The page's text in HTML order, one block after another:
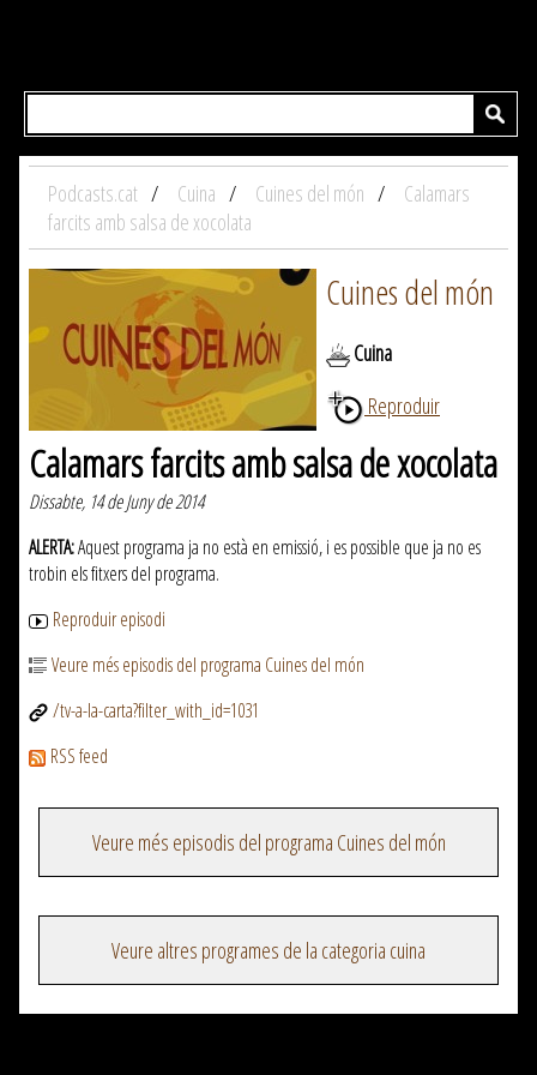
Podcasts.cat Cuina Cuines del món
Calamars
farcits amb salsa de xocolata
Cuines del món
Cuina
Reproduir
Calamars farcits amb salsa de xocolata
Dissabte, 14 de Juny de 2014
ALERTA:Aquest programa ja no està en emissió, i es possible que ja no es
trobin els fitxers del programa.
Reproduir episodi
Veure més episodis del programa Cuines del món
/tv-a-la-carta?filter_with_id=1031
RSS feed
Veure més episodis del programa Cuines del món
Veure altres programes de la categoria cuina